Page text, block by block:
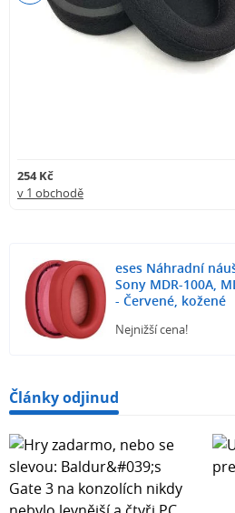
254 Kč
v 1 obchodě
eses Náhradní
Sony MDR-100A,
- Červené, kožené
Nejnižší cena!
Články odjinud